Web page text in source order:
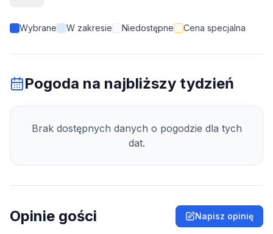
Wybrane W zakresie Niedostępne Cena specjalna
Pogoda na najbliższy tydzień
Brak dostępnych danych o pogodzie dla tych
dat.
Opinie gości Napisz opinię